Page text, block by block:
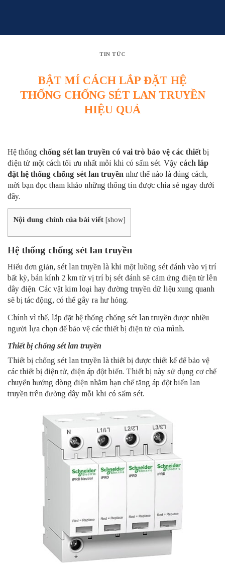
TIN TỨC
BẬT MÍ CÁCH LẮP ĐẶT HỆ
THỐNG CHỐNG SÉT LAN TRUYỀN
HIỆU QUẢ
Hệ thống chống sét lan truyền có vai trò bảo vệ các thiếtbị
điện tử một cách tối ưu nhất mỗi khi có sấm sét. Vậy cách lắp
đặt hệ thống chống sét lan truyền như thế nào là đúng cách,
mời bạn đọc tham khảo những thông tin được chia sẻ ngay dưới
đây.
Nội dung chính của bài viết [show]
Hệ thống chống sét lan truyền
Hiểu đơn giản, sét lan truyền là khi một luồng sét đánh vào vị trí
bất kỳ, bán kính 2 km từ vị trí bị sét đánh sẽ cảm ứng điện từ lên
dây điện. Các vật kim loại hay đường truyền dữ liệu xung quanh
sẽ bị tác động, có thể gây ra hư hỏng.
Chính vì thế, lắp đặt hệ thống chống sét lan truyền được nhiều
người lựa chọn để bảo vệ các thiết bị điện tử của mình.
Thiết bị chống sét lan truyền
Thiết bị chống sét lan truyền là thiết bị được thiết kế để bảo vệ
các thiết bị điện tử, điện áp đột biến. Thiết bị này sử dụng cơ chế
chuyển hướng dòng điện nhằm hạn chế tăng áp đột biến lan
truyền trên đường dây mỗi khi có sấm sét.